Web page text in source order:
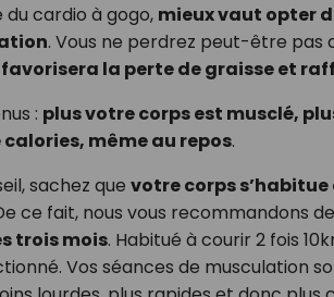
cardio à gogo, mieux vaut opter
. Vous ne perdrez peut-être pas
la perte de graisse et
: plus votre corps est musclé,
même au repos.
sachez que votre corps
ce fait, nous vous recommandons de
trois mois. Habitué à courir 2 fois
Vos séances de musculation